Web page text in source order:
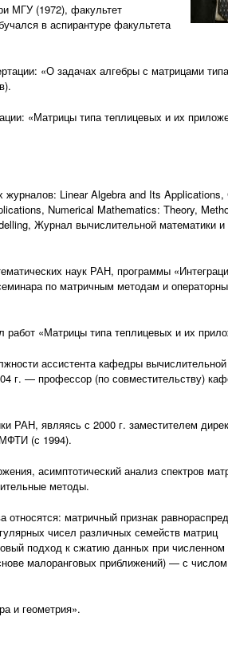
МГУ (1972), факультет
в аспирантуре факультета
«О задачах алгебры с матрицами
«Матрицы типа теплицевых и их
Linear Algebra and Its Applications,
Numerical Mathematics: Theory,
Журнал вычислительной математики и
наук РАН, программы
по матричным методам и
«Матрицы типа теплицевых и их
ассистента кафедры
г. — профессор (по совместительству)
РАН, являясь с 2000 г. заместителем
(с 1994).
асимптотический анализ спектров
методы.
матричный признак
чисел различных семейств матриц
подход к сжатию данных при
малоранговых приближений) — с
и геометрия».